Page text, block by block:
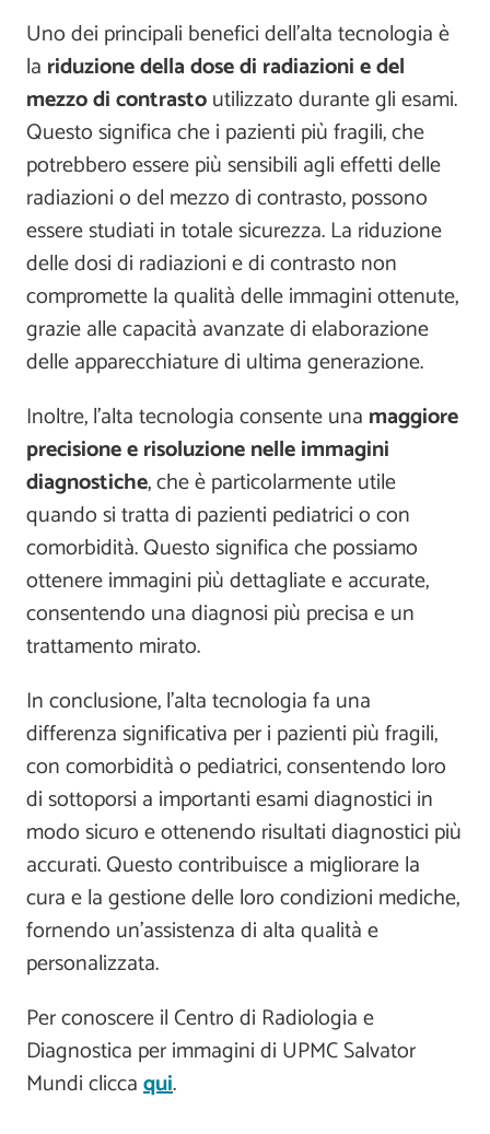
Uno dei principali benefici dell'alta tecnologia è
la riduzione della dose di radiazionie del
mezzo di contrastoutilizzato durante gli esami.
Questo significa che i pazienti più fragili, che
potrebbero essere più sensibili agli effetti delle
radiazioni o del mezzo di contrasto, possono
essere studiati in totale sicurezza. La riduzione
delle dosi di radiazioni e di contrasto non
compromette la qualità delle immagini ottenute,
grazie alle capacità avanzate di elaborazione
delle apparecchiature di ultima generazione.
Inoltre, l'alta tecnologia consente una maggiore
precisione e risoluzione nelle immagini
diagnostiche, che è particolarmente utile
quando si tratta di pazienti pediatrici o con
comorbidità. Questo significa che possiamo
ottenere immagini più dettagliate e accurate,
consentendo una diagnosi più precisa e un
trattamento mirato.
In conclusione, l'alta tecnologia fa una
differenza significativa per i pazienti più fragili,
con comorbidità o pediatrici, consentendo loro
di sottoporsi a importanti esami diagnostici in
modo sicuro e ottenendo risultati diagnostici più
accurati. Questo contribuisce a migliorare la
cura e la gestione delle loro condizioni mediche,
fornendo un'assistenza di alta qualità e
personalizzata.
Per conoscere il Centro di Radiologia e
Diagnostica per immagini di UPMC Salvator
Mundi cliccaqui.